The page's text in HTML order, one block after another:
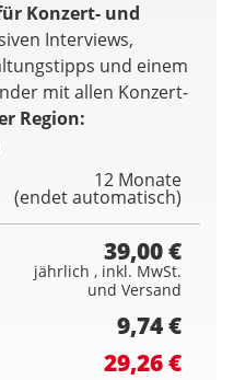
Konzert- und
Interviews,
und einem
mit allen Konzert-
Region:
12 Monate
(endet automatisch)
39,00 €
jährlich , inkl. MwSt.
und Versand
9,74 €
29,26 €